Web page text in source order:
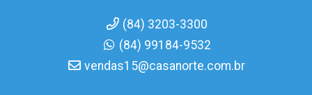
(84) 3203-3300
(84) 99184-9532
vendas15@casanorte.com.br